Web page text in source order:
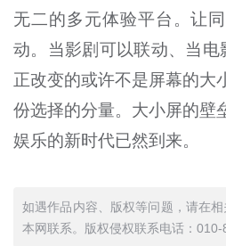
无二的多元体验平台。让
动。当影剧可以联动、当电
正改变的或许不是屏幕的大
份选择的分量。大小屏的壁
娱乐的新时代已然到来。
如遇作品内容、版权等问题，请在
本网联系。版权侵权联系电话：